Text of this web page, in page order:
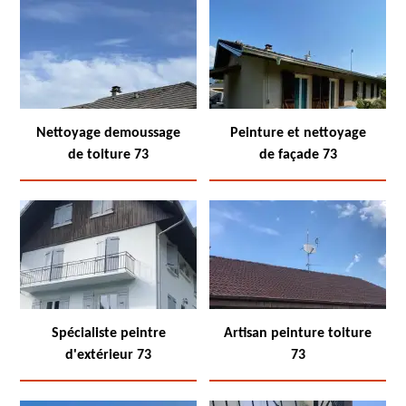
Nettoyage demoussage
de toiture 73
Peinture et nettoyage
de façade 73
Spécialiste peintre
d'extérieur 73
Artisan peinture toiture
73